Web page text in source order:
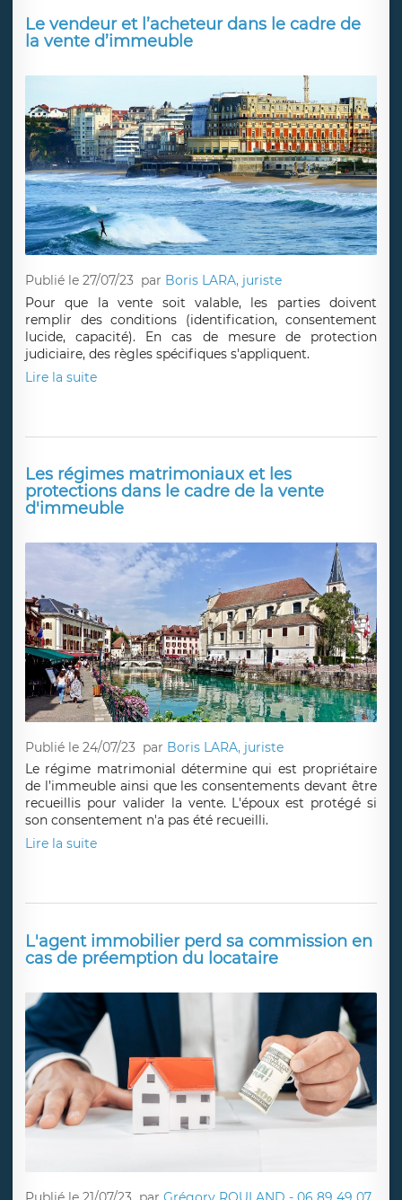
Le vendeur et l’acheteur dans le cadre de
la vente d’immeuble
Publié le 27/07/23 par Boris LARA, juriste
Pour que la vente soit valable, les parties doivent
remplir des conditions (identification, consentement
lucide, capacité). En cas de mesure de protection
judiciaire, des règles spécifiques s'appliquent.
Lire la suite
Les régimes matrimoniaux et les
protections dans le cadre de la vente
d'immeuble
Publié le 24/07/23 par Boris LARA, juriste
Le régime matrimonial détermine qui est propriétaire
de l’immeuble ainsi que les consentements devant être
recueillis pour valider la vente. L'époux est protégé si
son consentement n'a pas été recueilli.
Lire la suite
L'agent immobilier perd sa commission en
cas de préemption du locataire